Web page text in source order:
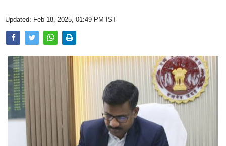
Photo Gallery
Home
Updated: Feb 18, 2025, 01:49 PM IST